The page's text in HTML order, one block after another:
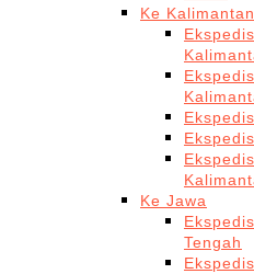
Ke Kalimantan
Ke Jawa
Tengah